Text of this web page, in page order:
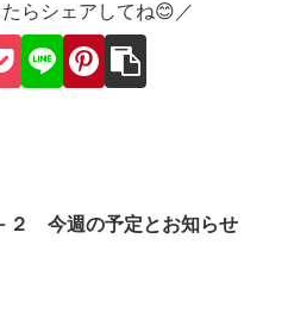
らシェアしてね😊／
２ 今週の予定とお知らせ